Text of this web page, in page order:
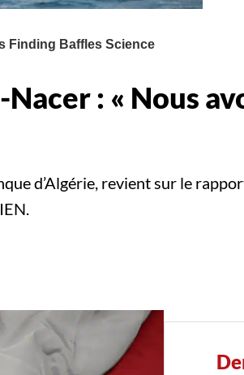
: « Nous
d’Algérie, revient sur le